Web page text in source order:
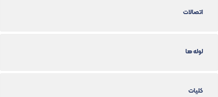
اتصالات
لوله ها
کلیات